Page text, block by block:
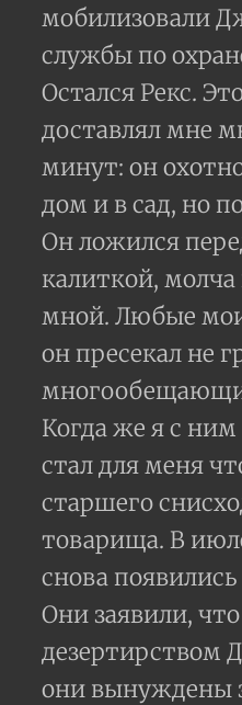
мобилизовали
службы по
Остался Рекс.
доставлял мне
минут: он
дом и в сад, но
Он ложился
калиткой, молча
мной. Любые
он пресекал не
Когда же я с
стал для меня
старшего
товарища. В
снова
Они заявили, что
дезертирством
они вынуждены